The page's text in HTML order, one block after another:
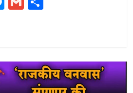
es
ge
r
m